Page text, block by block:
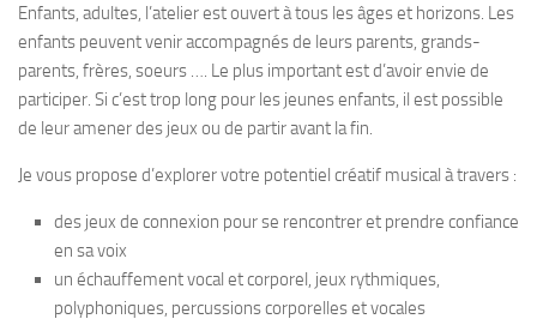
Enfants, adultes, l’atelier est ouvert à tous les âges et horizons. Les
enfants peuvent venir accompagnés de leurs parents, grands-
parents, frères, soeurs …. Le plus important est d’avoir envie de
participer. Si c’est trop long pour les jeunes enfants, il est possible
de leur amener des jeux ou de partir avant la fin.
Je vous propose d’explorer votre potentiel créatif musical à travers :
des jeux de connexion pour se rencontrer et prendre confiance
en sa voix
un échauffement vocal et corporel, jeux rythmiques,
polyphoniques, percussions corporelles et vocales